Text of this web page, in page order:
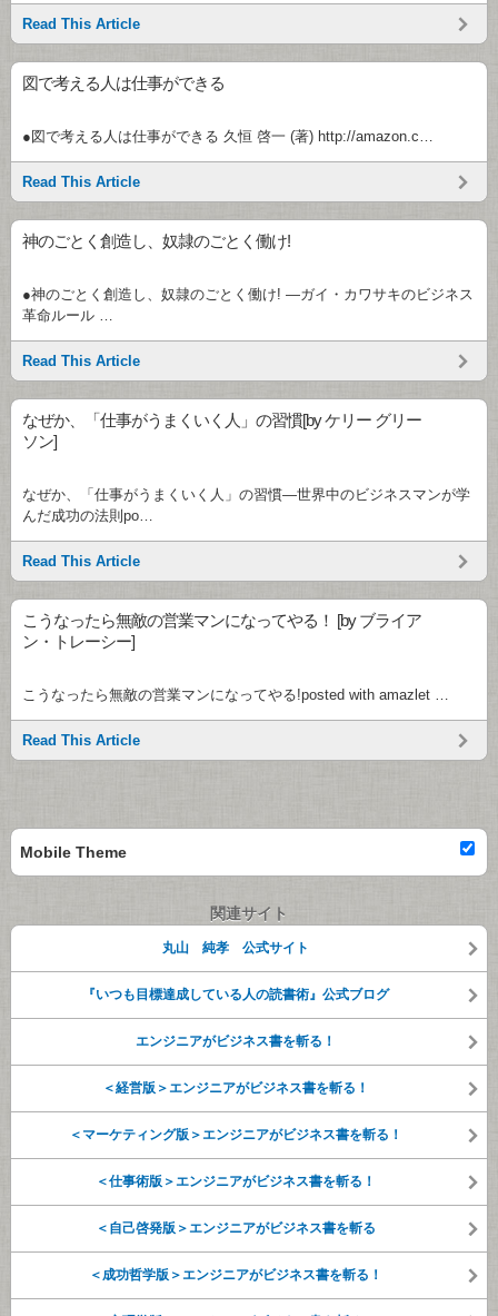
Read This Article
図で考える人は仕事ができる
●図で考える人は仕事ができる 久恒 啓一 (著) http://amazon.c…
Read This Article
神のごとく創造し、奴隷のごとく働け!
●神のごとく創造し、奴隷のごとく働け! ―ガイ・カワサキのビジネス
革命ルール …
Read This Article
なぜか、「仕事がうまくいく人」の習慣[by ケリー グリー
ソン]
なぜか、「仕事がうまくいく人」の習慣―世界中のビジネスマンが学
んだ成功の法則po…
Read This Article
こうなったら無敵の営業マンになってやる！ [by ブライア
ン・トレーシー]
こうなったら無敵の営業マンになってやる!posted with amazlet …
Read This Article
Mobile Theme
関連サイト
丸山 純孝 公式サイト
『いつも目標達成している人の読書術』公式ブログ
エンジニアがビジネス書を斬る！
＜経営版＞エンジニアがビジネス書を斬る！
＜マーケティング版＞エンジニアがビジネス書を斬る！
＜仕事術版＞エンジニアがビジネス書を斬る！
＜自己啓発版＞エンジニアがビジネス書を斬る
＜成功哲学版＞エンジニアがビジネス書を斬る！